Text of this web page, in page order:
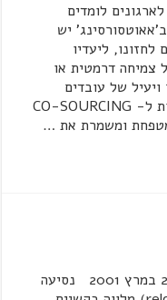
לארגונים לומדים
יש
ליעדיו
צמיחה דרמטית או
ויעיל של עובדים
בתחומי הליבה, כדאי לחשוב על אפשרות ל- CO-SOURCING
ומשמרת את …
הרחבה לכתבת משאבים, גיליון 254, 20 במרץ 2001 נסיעה